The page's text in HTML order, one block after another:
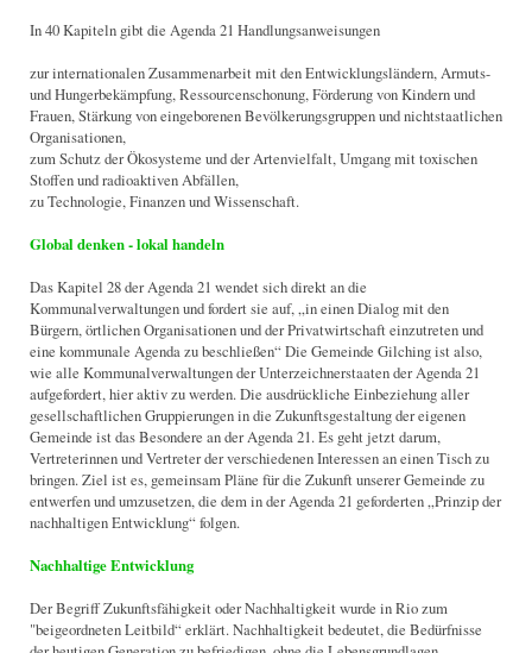
In 40 Kapiteln gibt die Agenda 21 Handlungsanweisungen
zur internationalen Zusammenarbeit mit den Entwicklungsländern, Armuts-
und Hungerbekämpfung, Ressourcenschonung, Förderung von Kindern und
Frauen, Stärkung von eingeborenen Bevölkerungsgruppen und nichtstaatlichen
Organisationen,
zum Schutz der Ökosysteme und der Artenvielfalt, Umgang mit toxischen
Stoffen und radioaktiven Abfällen,
zu Technologie, Finanzen und Wissenschaft.
Global denken - lokal handeln
Das Kapitel 28 der Agenda 21 wendet sich direkt an die
Kommunalverwaltungen und fordert sie auf, „in einen Dialog mit den
Bürgern, örtlichen Organisationen und der Privatwirtschaft einzutreten und
eine kommunale Agenda zu beschließen“ Die Gemeinde Gilching ist also,
wie alle Kommunalverwaltungen der Unterzeichnerstaaten der Agenda 21
aufgefordert, hier aktiv zu werden. Die ausdrückliche Einbeziehung aller
gesellschaftlichen Gruppierungen in die Zukunftsgestaltung der eigenen
Gemeinde ist das Besondere an der Agenda 21. Es geht jetzt darum,
Vertreterinnen und Vertreter der verschiedenen Interessen an einen Tisch zu
bringen. Ziel ist es, gemeinsam Pläne für die Zukunft unserer Gemeinde zu
entwerfen und umzusetzen, die dem in der Agenda 21 geforderten „Prinzip der
nachhaltigen Entwicklung“ folgen.
Nachhaltige Entwicklung
Der Begriff Zukunftsfähigkeit oder Nachhaltigkeit wurde in Rio zum
"beigeordneten Leitbild“ erklärt. Nachhaltigkeit bedeutet, die Bedürfnisse